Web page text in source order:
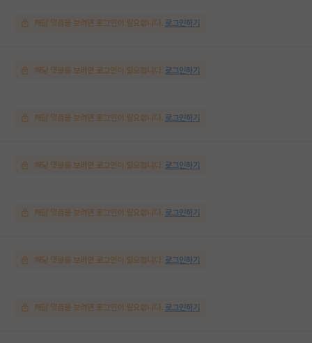
해당 댓글을 보려면 로그인이 필요합니다. 로그인하기
해당 댓글을 보려면 로그인이 필요합니다. 로그인하기
해당 댓글을 보려면 로그인이 필요합니다. 로그인하기
해당 댓글을 보려면 로그인이 필요합니다. 로그인하기
해당 댓글을 보려면 로그인이 필요합니다. 로그인하기
해당 댓글을 보려면 로그인이 필요합니다. 로그인하기
해당 댓글을 보려면 로그인이 필요합니다. 로그인하기